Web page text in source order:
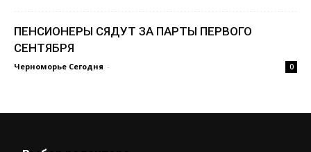
ПЕНСИОНЕРЫ СЯДУТ ЗА ПАРТЫ ПЕРВОГО
СЕНТЯБРЯ
Черноморье Сегодня - 0